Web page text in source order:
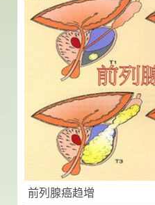
前列腺癌趋增